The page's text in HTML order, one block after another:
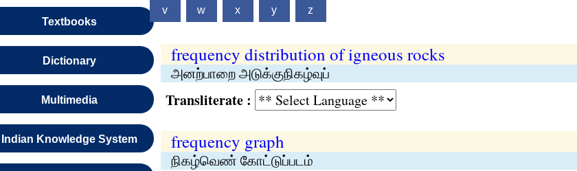
Textbooks
Dictionary
Multimedia
Indian Knowledge System
v w x y z
frequency distribution of igneous rocks
அனற்பாறை அடுக்குநிகழ்வுப்
Transliterate :
frequency graph
நிகழ்வெண் கோட்டுப்படம்